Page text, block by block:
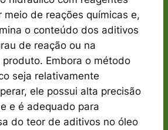
meio de reações químicas e,
o conteúdo dos aditivos
de reação ou na
Embora o método
seja relativamente
ele possui alta precisão
e é adequado para
do teor de aditivos no óleo